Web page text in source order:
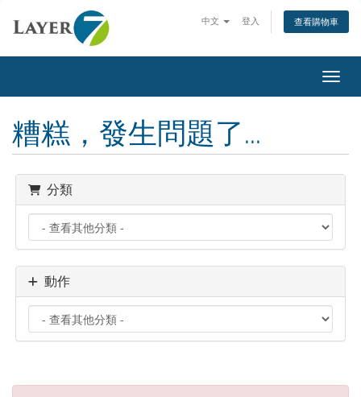
中文 登入 查看購物車
切換
糟糕，發生問題了...
分類
動作